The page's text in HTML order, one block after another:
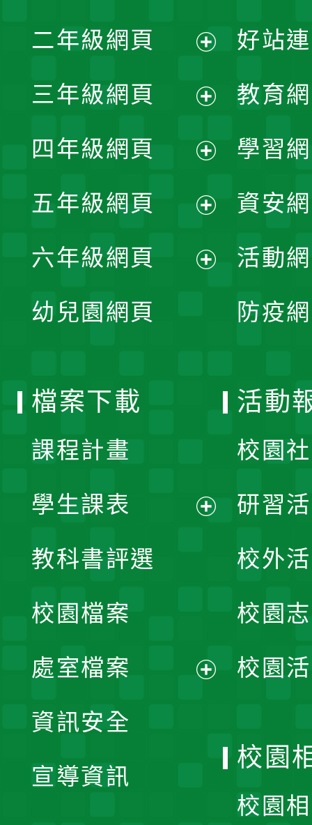
開
選
單
二年級網頁
開
選
單
三年級網頁
開
選
單
四年級網頁
開
選
五年級網頁
開
六年級網頁
幼兒園網頁
好站
教育
學習
資安
活動
防疫
檔案下載
課程計畫
學生課表
單
教科書評選
校園檔案
處室檔案
資訊安全
宣導資訊
活動
校園
研習
校外
校園
校園
校園
校園